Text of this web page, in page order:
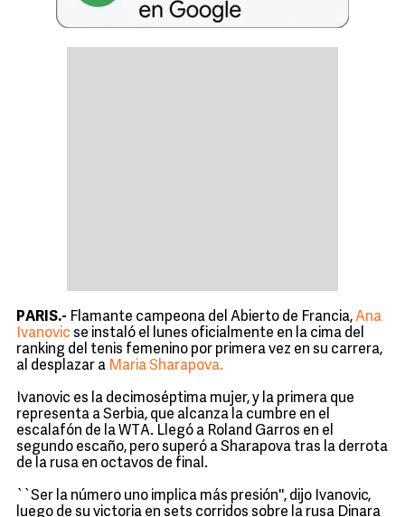
PARIS.- Flamante campeona del Abierto de Francia,Ana
Ivanovic se instaló el lunes oficialmente en la cima del
ranking del tenis femenino por primera vez en su carrera,
al desplazar a Maria Sharapova.
Ivanovic es la decimoséptima mujer, y la primera que
representa a Serbia, que alcanza la cumbre en el
escalafón de la WTA. Llegó a Roland Garros en el
segundo escaño, pero superó a Sharapova tras la derrota
de la rusa en octavos de final.
``Ser la número uno implica más presión'', dijo Ivanovic,
luego de su victoria en sets corridos sobre la rusa Dinara